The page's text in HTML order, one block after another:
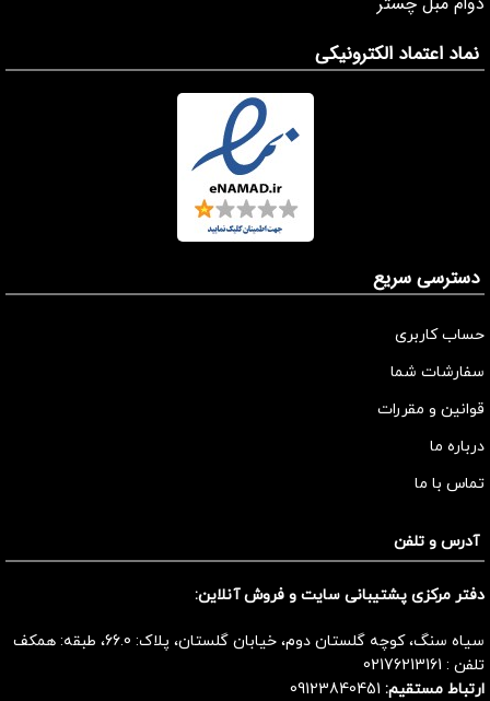
نماد اعتماد الکترونیکی
دسترسی سریع
حساب کاربری
سفارشات شما
قوانین و مقررات
درباره ما
تماس با ما
آدرس و تلفن
دفتر مرکزی پشتیبانی سایت و فروش آنلاین:
سیاه سنگ، کوچه گلستان دوم، خیابان گلستان، پلاک: 66.0، طبقه: همکف
تلفن : 02176213161
ارتباط مستقیم: 09123840451